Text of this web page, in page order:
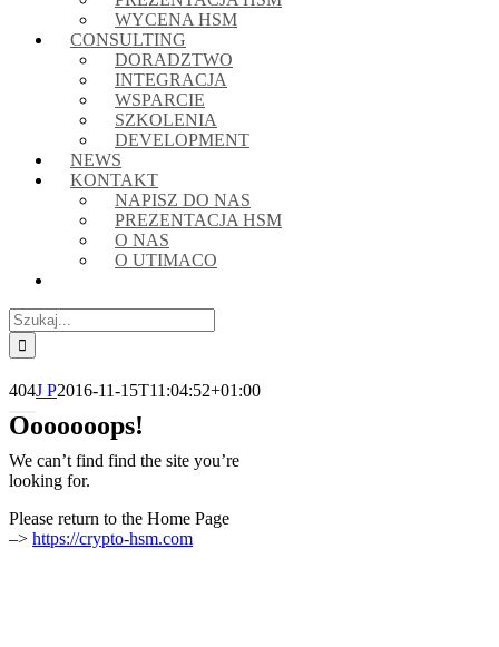
WYCENA HSM
CONSULTING
DORADZTWO
INTEGRACJA
WSPARCIE
SZKOLENIA
DEVELOPMENT
NEWS
KONTAKT
NAPISZ DO NAS
PREZENTACJA HSM
O NAS
O UTIMACO
Szukaj
404J P2016-11-15T11:04:52+01:00
Ooooooops!
We can’t find find the site you’re
looking for.
Please return to the Home Page
–> https://crypto-hsm.com